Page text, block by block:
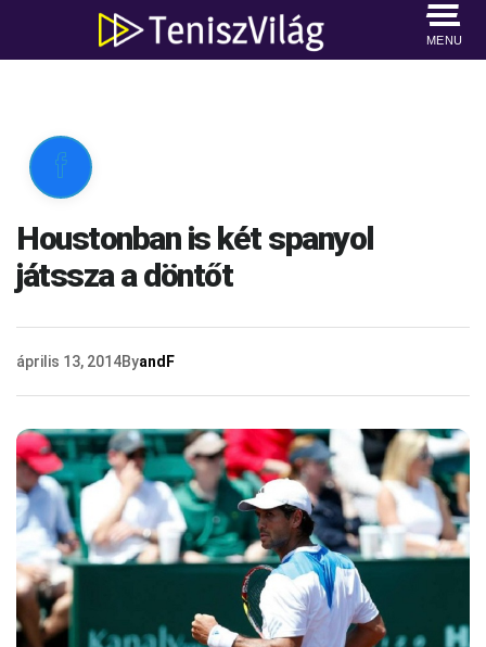
MENU

Houstonban is két spanyol
játssza a döntőt
április 13, 2014ByandF